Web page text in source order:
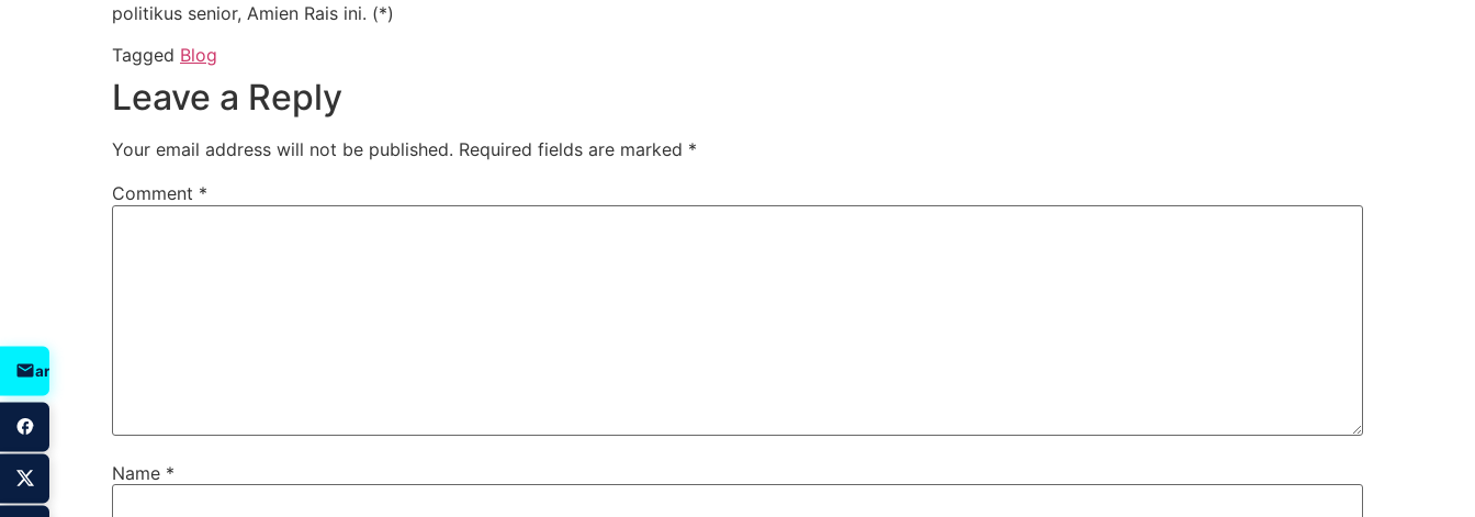
politikus senior, Amien Rais ini. (*)
Tagged Blog
Leave a Reply
Your email address will not be published. Required fields are marked *
Comment *
Name *
arpus@jatengprov.go.id